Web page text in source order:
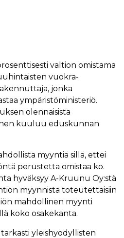
valtion omistama
vuokra-
jonka
ympäristöministeriö.
olennaisista
kuuluu eduskunnan
myyntiä sillä, ettei
perustetta omistaa ko.
hyväksyy A-Kruunu Oy:stä
myynnistä toteutettaisiin
mahdollinen myynti
koko osakekanta.
yleishyödyllisten